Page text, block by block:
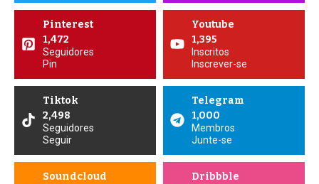
Pinterest
1,472
Seguidores
Pin
Youtube
1,395
Inscritos
Inscrever-se
Tiktok
2,498
Seguidores
Seguir
Telegram
1,000
Membros
Junte-se
Soundcloud
Dribbble